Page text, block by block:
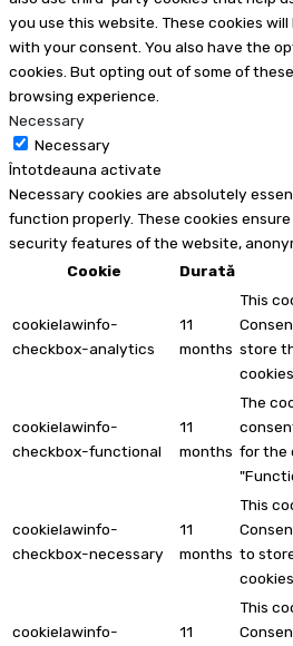
you use this website. These cookies
with your consent. You also have the
cookies. But opting out of some of
browsing experience.
Necessary
Necessary
Întotdeauna activate
Necessary cookies are absolutely
function properly. These cookies
security features of the website,
Cookie
Durată
cookielawinfo-
checkbox-analytics
11
months
This
store
cookielawinfo-
checkbox-functional
11
months
The
for the
cookielawinfo-
checkbox-necessary
11
months
This
to
cookielawinfo-
11
This